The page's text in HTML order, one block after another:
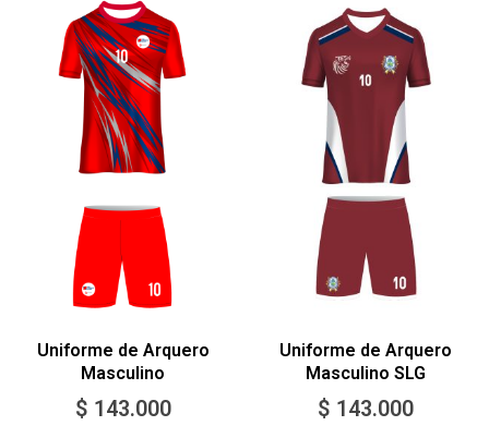
Uniforme de Arquero
Masculino
$ 143.000
Uniforme de Arquero
Masculino SLG
$ 143.000